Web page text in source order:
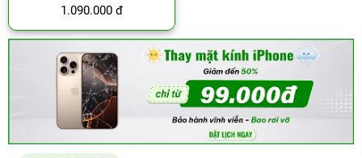
1.090.000 đ